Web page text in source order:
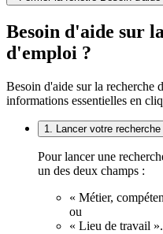
Besoin d'aide sur
d'emploi ?
Besoin d'aide sur la recherche
informations essentielles en
1. Lancer votre recherche
Pour lancer une
un des deux champs :
« Métier,
ou
« Lieu de travail ».